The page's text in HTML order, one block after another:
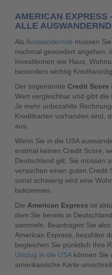
AMERICAN EXPRESS
ALLE
Als Auswandernde müssen
nochmal gesondert angehen.
Investitionen wie Haus,
besonders wichtig
Der sogenannte Credit Score
Wert vergleichbar und gibt die
Je mehr unbezahlte
Kreditkarten vorhanden sind,
aus.
Wenn Sie in die USA
erstmal keinen Credit Score,
Deutschland gilt. Sie müssen
versuchen einen guten Credit
sonst schwierig wird eine
bekommen.
Die American Express ist
dem Sie bereits in
sammeln. Beantragen Sie
American Express, bezahlen
begleichen Sie pünktlich Ihre
Umzug in die USAkönnen Sie
amerikanische Karte